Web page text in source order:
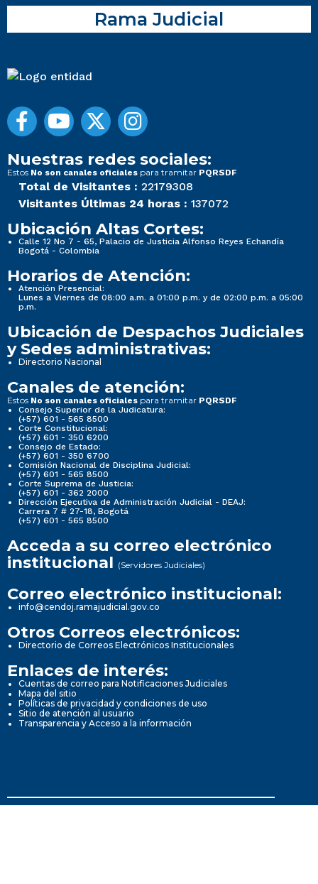
Rama Judicial
Nuestras redes sociales:
Estos No son canales oficiales para tramitar PQRSDF
Total de Visitantes : 22179308
Visitantes Últimas 24 horas : 137072
Ubicación Altas Cortes:
Calle 12 No 7 - 65, Palacio de Justicia Alfonso Reyes Echandía
Bogotá - Colombia
Horarios de Atención:
Atención Presencial:
Lunes a Viernes de 08:00 a.m. a 01:00 p.m. y de 02:00 p.m. a 05:00
p.m.
Ubicación de Despachos Judiciales
y Sedes administrativas:
Directorio Nacional
Canales de atención:
Estos No son canales oficiales para tramitar PQRSDF
Consejo Superior de la Judicatura:
(+57) 601 - 565 8500
Corte Constitucional:
(+57) 601 - 350 6200
Consejo de Estado:
(+57) 601 - 350 6700
Comisión Nacional de Disciplina Judicial:
(+57) 601 - 565 8500
Corte Suprema de Justicia:
(+57) 601 - 362 2000
Dirección Ejecutiva de Administración Judicial - DEAJ:
Carrera 7 # 27-18, Bogotá
(+57) 601 - 565 8500
Acceda a su correo electrónico
institucional (Servidores Judiciales)
Correo electrónico institucional:
info@cendoj.ramajudicial.gov.co
Otros Correos electrónicos:
Directorio de Correos Electrónicos Institucionales
Enlaces de interés:
Cuentas de correo para Notificaciones Judiciales
Mapa del sitio
Políticas de privacidad y condiciones de uso
Sitio de atención al usuario
Transparencia y Acceso a la información